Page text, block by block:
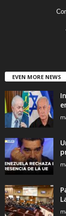
EVEN MORE NEWS